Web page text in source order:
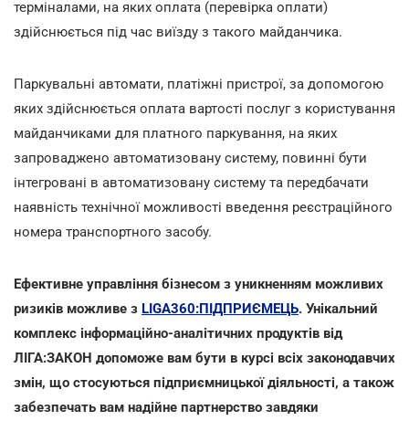
терміналами, на яких оплата (перевірка оплати)
здійснюється під час виїзду з такого майданчика.
Паркувальні автомати, платіжні пристрої, за допомогою
яких здійснюється оплата вартості послуг з користування
майданчиками для платного паркування, на яких
запроваджено автоматизовану систему, повинні бути
інтегровані в автоматизовану систему та передбачати
наявність технічної можливості введення реєстраційного
номера транспортного засобу.
Ефективне управління бізнесом з уникненням можливих
ризиків можливе з LIGA360:ПІДПРИЄМЕЦЬ. Унікальний
комплекс інформаційно-аналітичних продуктів від
ЛІГА:ЗАКОН допоможе вам бути в курсі всіх законодавчих
змін, що стосуються підприємницької діяльності, а також
забезпечать вам надійне партнерство завдяки